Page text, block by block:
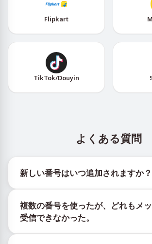
Flipkart
TikTok/Douyin
よくある質問
新しい番号はいつ追加されますか？
@TigerSMSofficial_bot で確認できます
ネルは最新の番号在庫にアクセスできる
リーな更新を提供します。
複数の番号を使ったが、どれもメ
受信できなかった。